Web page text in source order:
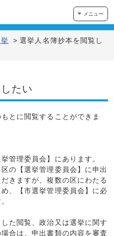
メニュー
> 選挙人名簿抄本を閲覧し
たい
とに閲覧することができま
管理委員会】にあります。
の【選挙管理委員会】に申出
きますが、複数の区にわたる
、【市選挙管理委員会】に必
た閲覧、政治又は選挙に関す
合は、申出書類の内容を審査